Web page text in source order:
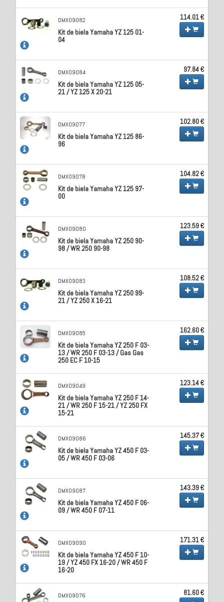
DMX09082
Kit de biela Yamaha YZ 125 01-
04
114.01 €
DMX09084
Kit de biela Yamaha YZ 125 05-
21 / YZ 125 X 20-21
97.84 €
DMX09077
Kit de biela Yamaha YZ 125 86-
96
102.80 €
DMX09078
Kit de biela Yamaha YZ 125 97-
00
104.82 €
DMX09080
Kit de biela Yamaha YZ 250 90-
98 / WR 250 90-98
123.59 €
DMX09083
Kit de biela Yamaha YZ 250 99-
21 / YZ 250 X 16-21
108.52 €
DMX09085
Kit de biela Yamaha YZ 250 F 03-
13 / WR 250 F 03-13 / Gas Gas
250 EC F 10-15
162.60 €
DMX09049
Kit de biela Yamaha YZ 250 F 14-
21 / WR 250 F 15-21 / YZ 250 FX
15-21
123.14 €
DMX09086
Kit de biela Yamaha YZ 450 F 03-
05 / WR 450 F 03-06
145.37 €
DMX09087
Kit de biela Yamaha YZ 450 F 06-
09 / WR 450 F 07-11
143.39 €
DMX09090
Kit de biela Yamaha YZ 450 F 10-
19 / YZ 450 FX 16-20 / WR 450 F
16-20
171.31 €
DMX09076 81.60 €